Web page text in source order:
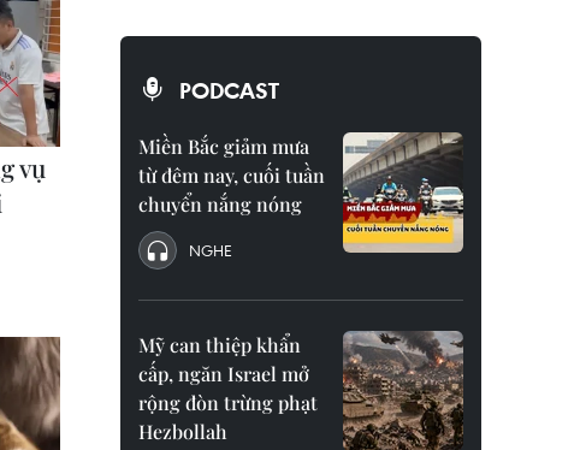
PODCAST
Miền Bắc giảm mưa
từ đêm nay, cuối tuần
chuyển nắng nóng
NGHE
Mỹ can thiệp khẩn
cấp, ngăn Israel mở
rộng đòn trừng phạt
Hezbollah